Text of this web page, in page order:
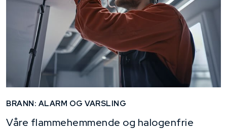
BRANN: ALARM OG VARSLING
Våre flammehemmende og halogenfrie